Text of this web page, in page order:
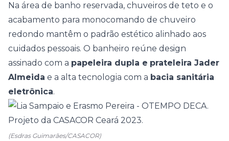
Na área de banho reservada, chuveiros de teto e o
acabamento para monocomando de chuveiro
redondo mantêm o padrão estético alinhado aos
cuidados pessoais. O banheiro reúne design
assinado com a papeleira dupla e prateleira Jader
Almeida e a alta tecnologia com a bacia sanitária
eletrônica.
(Esdras Guimarães/CASACOR)